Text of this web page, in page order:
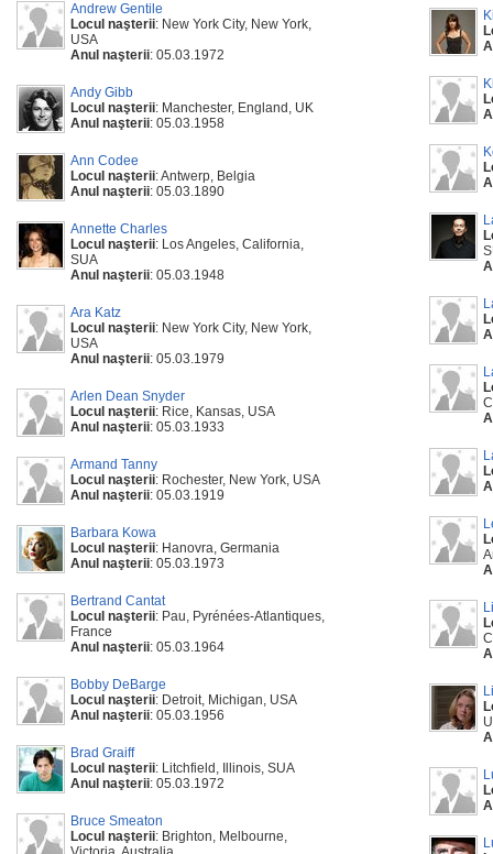
Andrew Gentile
Locul naşterii: New York City, New York,
USA
Anul naşterii: 05.03.1972
Andy Gibb
Locul naşterii: Manchester, England, UK
Anul naşterii: 05.03.1958
Ann Codee
Locul naşterii: Antwerp, Belgia
Anul naşterii: 05.03.1890
Annette Charles
Locul naşterii: Los Angeles, California,
SUA
Anul naşterii: 05.03.1948
Ara Katz
Locul naşterii: New York City, New York,
USA
Anul naşterii: 05.03.1979
Arlen Dean Snyder
Locul naşterii: Rice, Kansas, USA
Anul naşterii: 05.03.1933
Armand Tanny
Locul naşterii: Rochester, New York, USA
Anul naşterii: 05.03.1919
Barbara Kowa
Locul naşterii: Hanovra, Germania
Anul naşterii: 05.03.1973
Bertrand Cantat
Locul naşterii: Pau, Pyrénées-Atlantiques,
France
Anul naşterii: 05.03.1964
Bobby DeBarge
Locul naşterii: Detroit, Michigan, USA
Anul naşterii: 05.03.1956
Brad Graiff
Locul naşterii: Litchfield, Illinois, SUA
Anul naşterii: 05.03.1972
Bruce Smeaton
Locul naşterii: Brighton, Melbourne,